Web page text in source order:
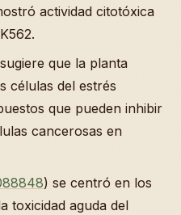
actividad citotóxica
que la planta
células del estrés
que pueden inhibir
cancerosas en
) se centró en los
toxicidad aguda del